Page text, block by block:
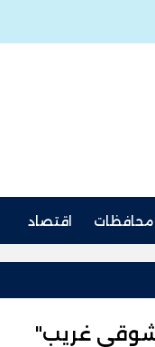
محافظات اقتصاد
غريب"